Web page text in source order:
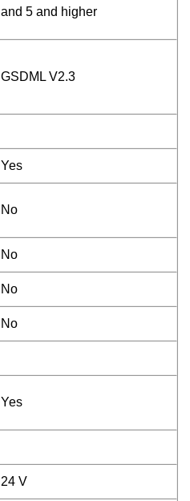
and 5 and higher
GSDML V2.3
Yes
No
No
No
No
Yes
24 V